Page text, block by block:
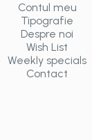
Contul meu
Tipografie
Despre noi
Wish List
Weekly specials
Contact